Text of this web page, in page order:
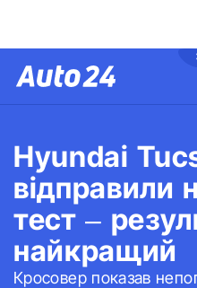
Hyundai
відправили
тест –
найкращий
Кросовер показав